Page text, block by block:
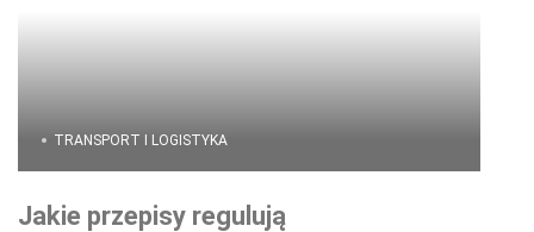
TRANSPORT I LOGISTYKA
Jakie przepisy regulują